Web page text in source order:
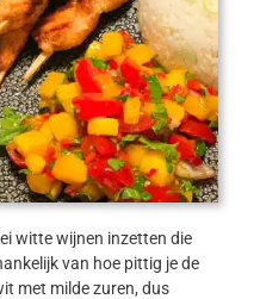
witte wijnen inzetten die
van hoe pittig je de
met milde zuren, dus